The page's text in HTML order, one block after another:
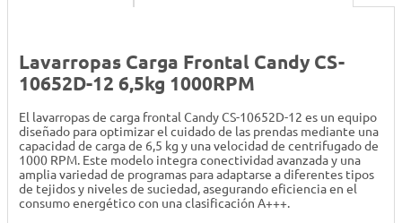
Lavarropas Carga Frontal Candy CS-
10652D-12 6,5kg 1000RPM
El lavarropas de carga frontal Candy CS-10652D-12 es un equipo
diseñado para optimizar el cuidado de las prendas mediante una
capacidad de carga de 6,5 kg y una velocidad de centrifugado de
1000 RPM. Este modelo integra conectividad avanzada y una
amplia variedad de programas para adaptarse a diferentes tipos
de tejidos y niveles de suciedad, asegurando eficiencia en el
consumo energético con una clasificación A+++.